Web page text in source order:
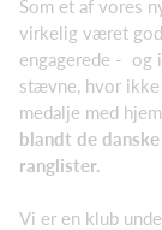
Som et af vores
virkelig været
engagerede - og
stævne, hvor ikke
medalje med hjem.
blandt de
ranglister.
Vi er en klub